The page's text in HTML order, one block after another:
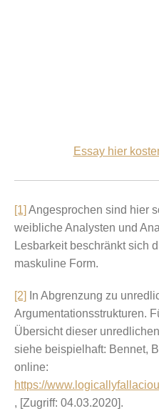
Essay hier
[1] Angesprochen sind hier
weibliche Analysten und
Lesbarkeit beschränkt sich
maskuline Form.
[2]
In Abgrenzung zu
Argumentationsstrukturen.
Übersicht dieser
siehe beispielhaft: Bennet,
online:
https://
, [Zugriff: 04.03.2020].